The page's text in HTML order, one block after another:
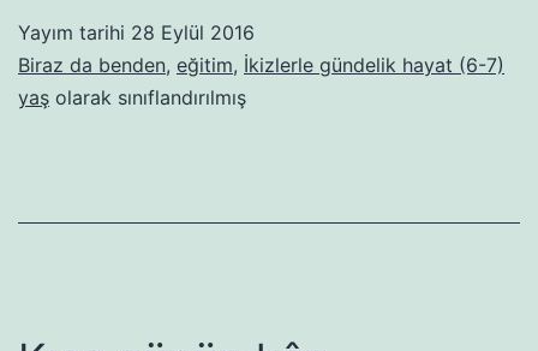
–
Yayım tarihi 28 Eylül 2016
Biraz da benden, eğitim, İkizlerle gündelik hayat (6-7)
yaş olarak sınıflandırılmış